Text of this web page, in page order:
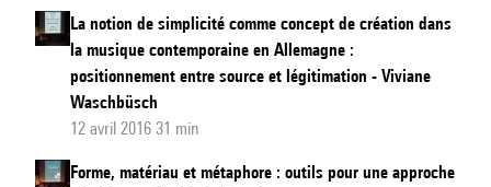
La notion de simplicité comme concept de création dans
la musique contemporaine en Allemagne :
positionnement entre source et légitimation - Viviane
Waschbüsch
12 avril 2016 31 min
Forme, matériau et métaphore : outils pour une approche